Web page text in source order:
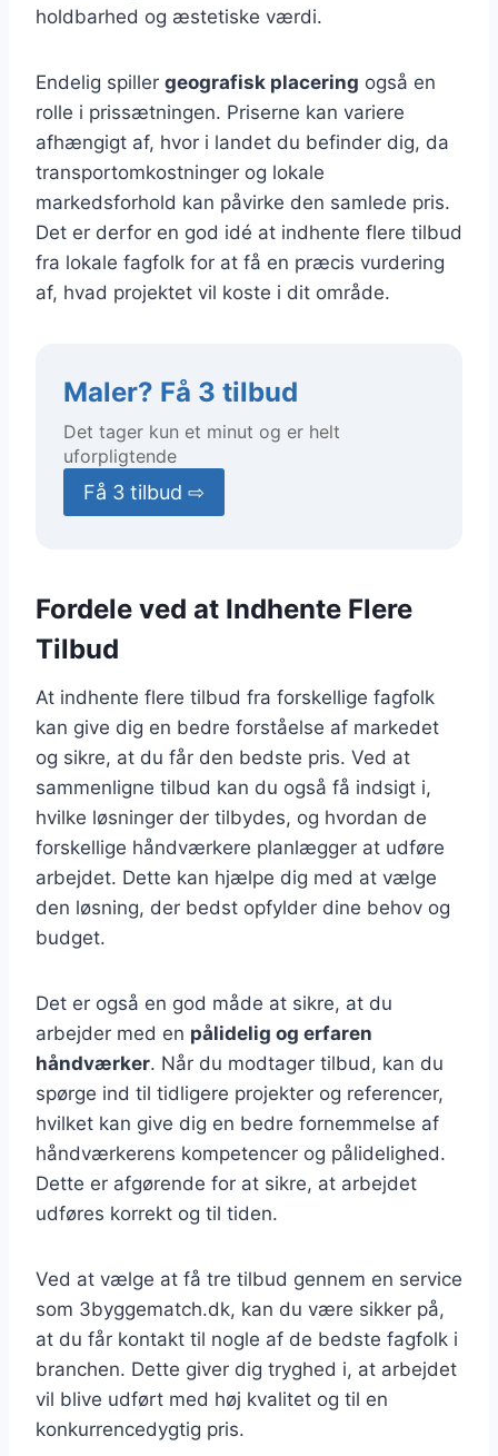
holdbarhed og æstetiske værdi.
Endelig spiller geografisk placering også en
rolle i prissætningen. Priserne kan variere
afhængigt af, hvor i landet du befinder dig, da
transportomkostninger og lokale
markedsforhold kan påvirke den samlede pris.
Det er derfor en god idé at indhente flere tilbud
fra lokale fagfolk for at få en præcis vurdering
af, hvad projektet vil koste i dit område.
Maler? Få 3 tilbud
Det tager kun et minut og er helt
uforpligtende
Få 3 tilbud ⇨
Fordele ved at Indhente Flere
Tilbud
At indhente flere tilbud fra forskellige fagfolk
kan give dig en bedre forståelse af markedet
og sikre, at du får den bedste pris. Ved at
sammenligne tilbud kan du også få indsigt i,
hvilke løsninger der tilbydes, og hvordan de
forskellige håndværkere planlægger at udføre
arbejdet. Dette kan hjælpe dig med at vælge
den løsning, der bedst opfylder dine behov og
budget.
Det er også en god måde at sikre, at du
arbejder med en pålidelig og erfaren
håndværker. Når du modtager tilbud, kan du
spørge ind til tidligere projekter og referencer,
hvilket kan give dig en bedre fornemmelse af
håndværkerens kompetencer og pålidelighed.
Dette er afgørende for at sikre, at arbejdet
udføres korrekt og til tiden.
Ved at vælge at få tre tilbud gennem en service
som 3byggematch.dk, kan du være sikker på,
at du får kontakt til nogle af de bedste fagfolk i
branchen. Dette giver dig tryghed i, at arbejdet
vil blive udført med høj kvalitet og til en
konkurrencedygtig pris.